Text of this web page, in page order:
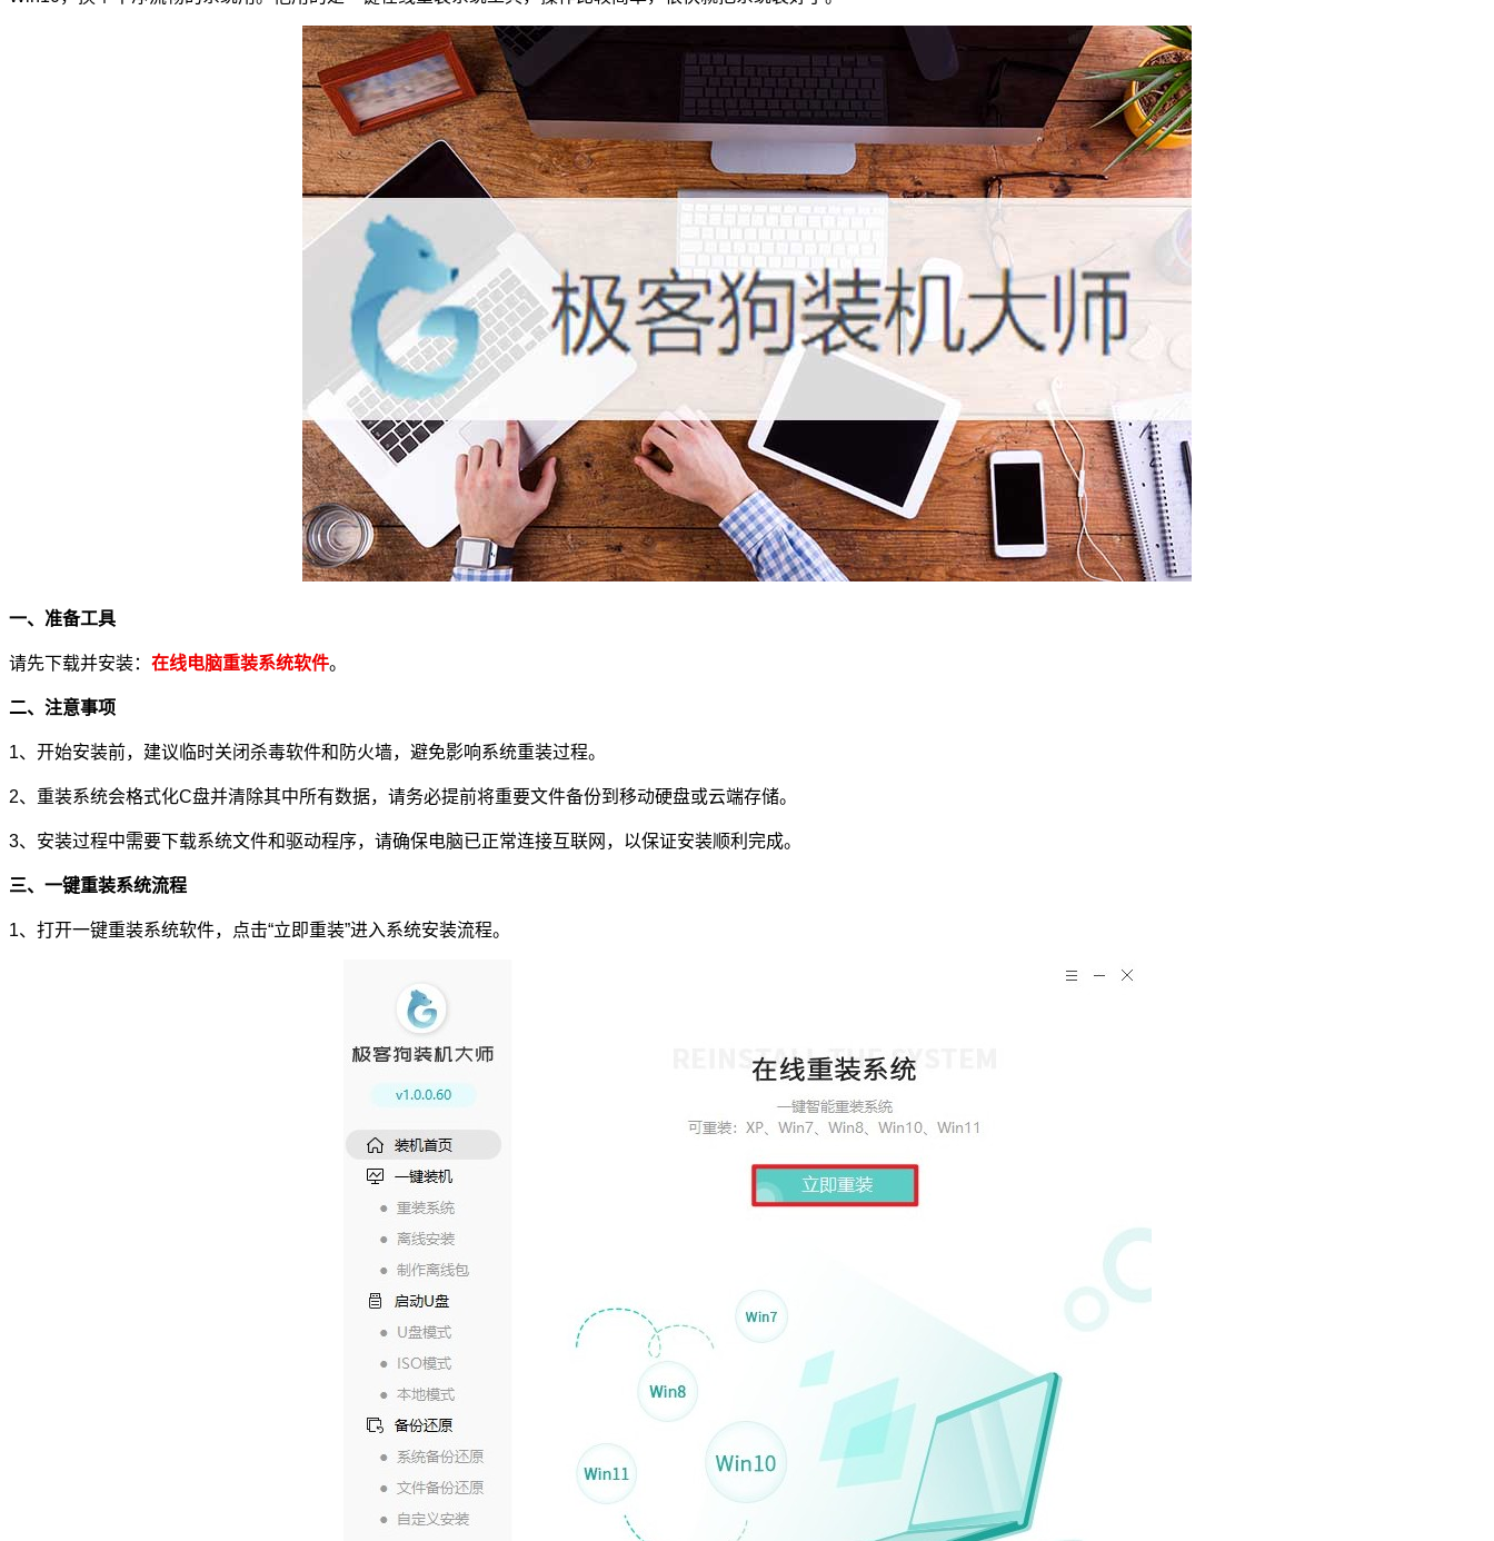
一、准备工具
请先下载并安装： 在线电脑重装系统软件。
二、注意事项
1、开始安装前，建议临时关闭杀毒软件和防火墙，避免影响系统重装过程。
2、重装系统会格式化C盘并清除其中所有数据，请务必提前将重要文件备份到移动硬盘或云端存储。
3、安装过程中需要下载系统文件和驱动程序，请确保电脑已正常连接互联网，以保证安装顺利完成。
三、一键重装系统流程
1、打开一键重装系统软件，点击“立即重装”进入系统安装流程。